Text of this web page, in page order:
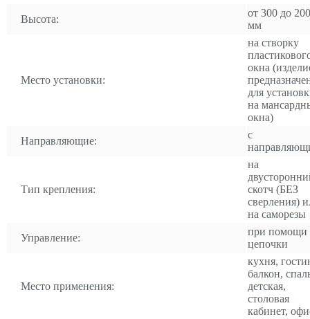
Высота:
от 300 до
мм
Место установки:
на створку
окна
для
на
окна)
Направляющие:
с
Тип крепления:
на
скотч (БЕЗ
сверления)
на саморезы
Управление:
при помощи
цепочки
Место применения:
кухня,
балкон,
детская,
столовая
кабинет,